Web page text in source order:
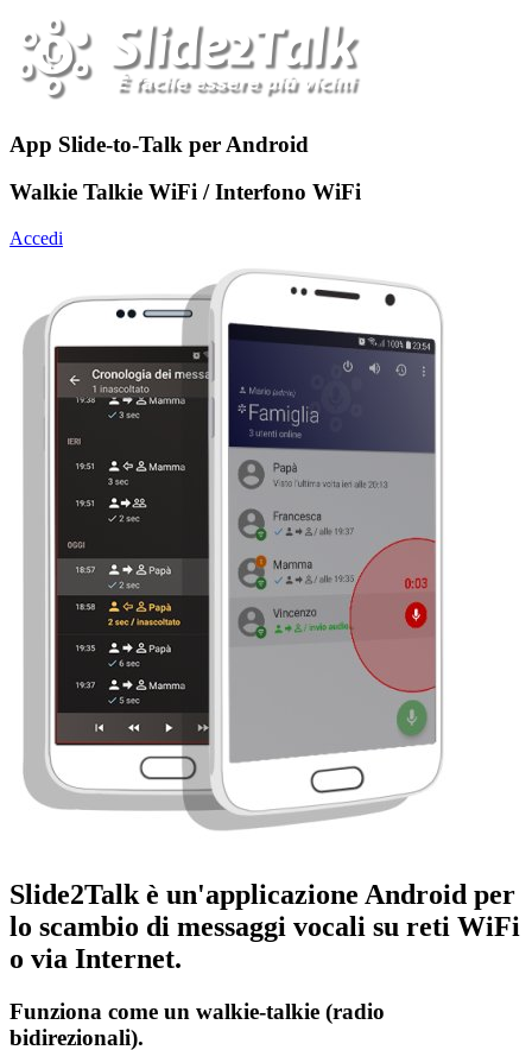
App Slide-to-Talk per Android
Walkie Talkie WiFi / Interfono WiFi
Accedi
Slide2Talk è un'applicazione Android per
lo scambio di messaggi vocali su reti WiFi
o via Internet.
Funziona come un walkie-talkie (radio
bidirezionali).